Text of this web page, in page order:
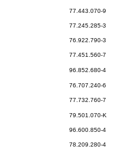
77.443.070-9
77.245.285-3
76.922.790-3
77.451.560-7
96.852.680-4
76.707.240-6
77.732.760-7
79.501.070-K
96.600.850-4
78.209.280-4